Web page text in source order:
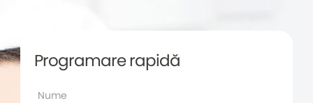
Programare rapidă
Nume